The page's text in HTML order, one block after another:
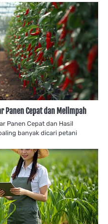
Panen Cepat dan Melimpah
Panen Cepat dan Hasil
banyak dicari petani